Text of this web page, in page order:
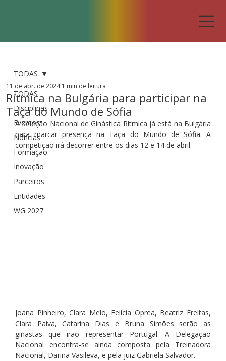
TODAS
Disciplinas
Eventos
Notícias
Formação
Inovação
Parceiros
Entidades
WG 2027
TODAS
Rítmica na Bulgária para participar na
Taça do Mundo de Sófia
11 de abr. de 2024 1 min de leitura
A Seleção Nacional de Ginástica Rítmica já está na Bulgária
para marcar presença na Taça do Mundo de Sófia. A
competição irá decorrer entre os dias 12 e 14 de abril.
Joana Pinheiro, Clara Melo, Felicia Oprea, Beatriz Freitas,
Clara Paiva, Catarina Dias e Bruna Simões serão as
ginastas que irão representar Portugal. A Delegação
Nacional encontra-se ainda composta pela Treinadora
Nacional, Darina Vasileva, e pela juiz Gabriela Salvador.